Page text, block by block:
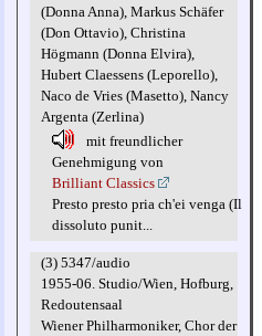
(Donna Anna), Markus Schäfer
(Don Ottavio), Christina
Högmann (Donna Elvira),
Hubert Claessens (Leporello),
Naco de Vries (Masetto), Nancy
Argenta (Zerlina)
mit freundlicher
Genehmigung von
Brilliant Classics
Presto presto pria ch'ei venga (Il
dissoluto punit...
(3) 5347/audio
1955-06. Studio/Wien, Hofburg,
Redoutensaal
Wiener Philharmoniker, Chor der